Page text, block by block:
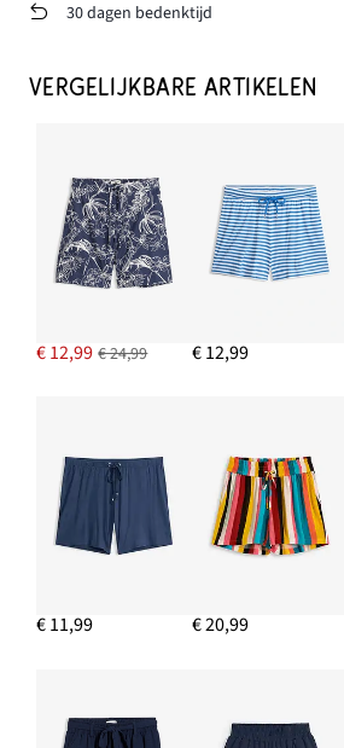
30 dagen bedenktijd
VERGELIJKBARE ARTIKELEN
€ 12,99 € 24,99 € 12,99
€ 11,99 € 20,99